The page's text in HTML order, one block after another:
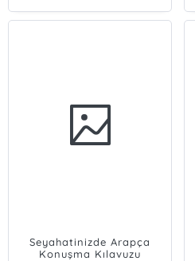
Seyahatinizde Arapça
Konuşma Kılavuzu